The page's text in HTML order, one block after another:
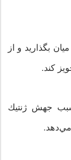
بگذاريد و از
كند.
جهش ژنتيك